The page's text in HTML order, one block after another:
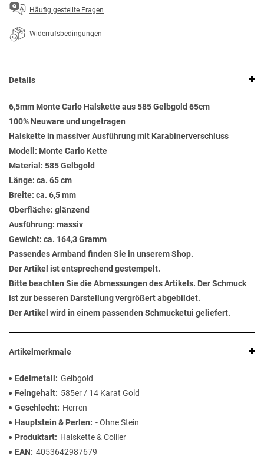
Häufig gestellte Fragen
Widerrufsbedingungen
Details
6,5mm Monte Carlo Halskette aus 585 Gelbgold 65cm
100% Neuware und ungetragen
Halskette in massiver Ausführung mit Karabinerverschluss
Modell: Monte Carlo Kette
Material: 585 Gelbgold
Länge: ca. 65 cm
Breite: ca. 6,5 mm
Oberfläche: glänzend
Ausführung: massiv
Gewicht: ca. 164,3 Gramm
Passendes Armband finden Sie in unserem Shop.
Der Artikel ist entsprechend gestempelt.
Bitte beachten Sie die Abmessungen des Artikels. Der Schmuck
ist zur besseren Darstellung vergrößert abgebildet.
Der Artikel wird in einem passenden Schmucketui geliefert.
Artikelmerkmale
Edelmetall
Gelbgold
Feingehalt
585er / 14 Karat Gold
Geschlecht
Herren
Hauptstein & Perlen
- Ohne Stein
Produktart
Halskette & Collier
EAN
4053642987679